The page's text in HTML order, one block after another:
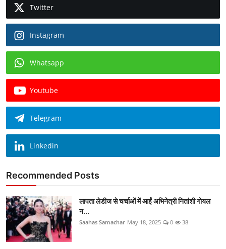
Twitter
Instagram
Whatsapp
Youtube
Telegram
Linkedin
Recommended Posts
लापता लेडीज से चर्चाओं में आईं अभिनेत्री नितांशी गोयल
न...
Saahas Samachar May 18, 2025 0 38